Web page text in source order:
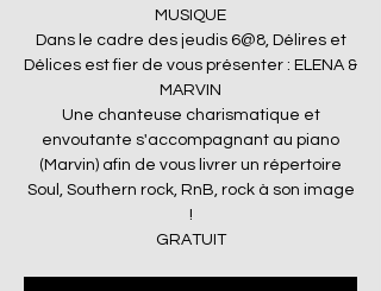
MUSIQUE
Dans le cadre des jeudis 6@8, Délires et
Délices est fier de vous présenter : ELENA &
MARVIN
Une chanteuse charismatique et
envoutante s'accompagnant au piano
(Marvin) afin de vous livrer un répertoire
Soul, Southern rock, RnB, rock à son image
!
GRATUIT